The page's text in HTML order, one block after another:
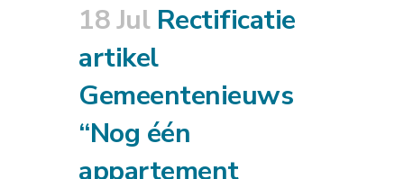
18 Jul Rectificatie
artikel
Gemeentenieuws
“Nog één
appartement